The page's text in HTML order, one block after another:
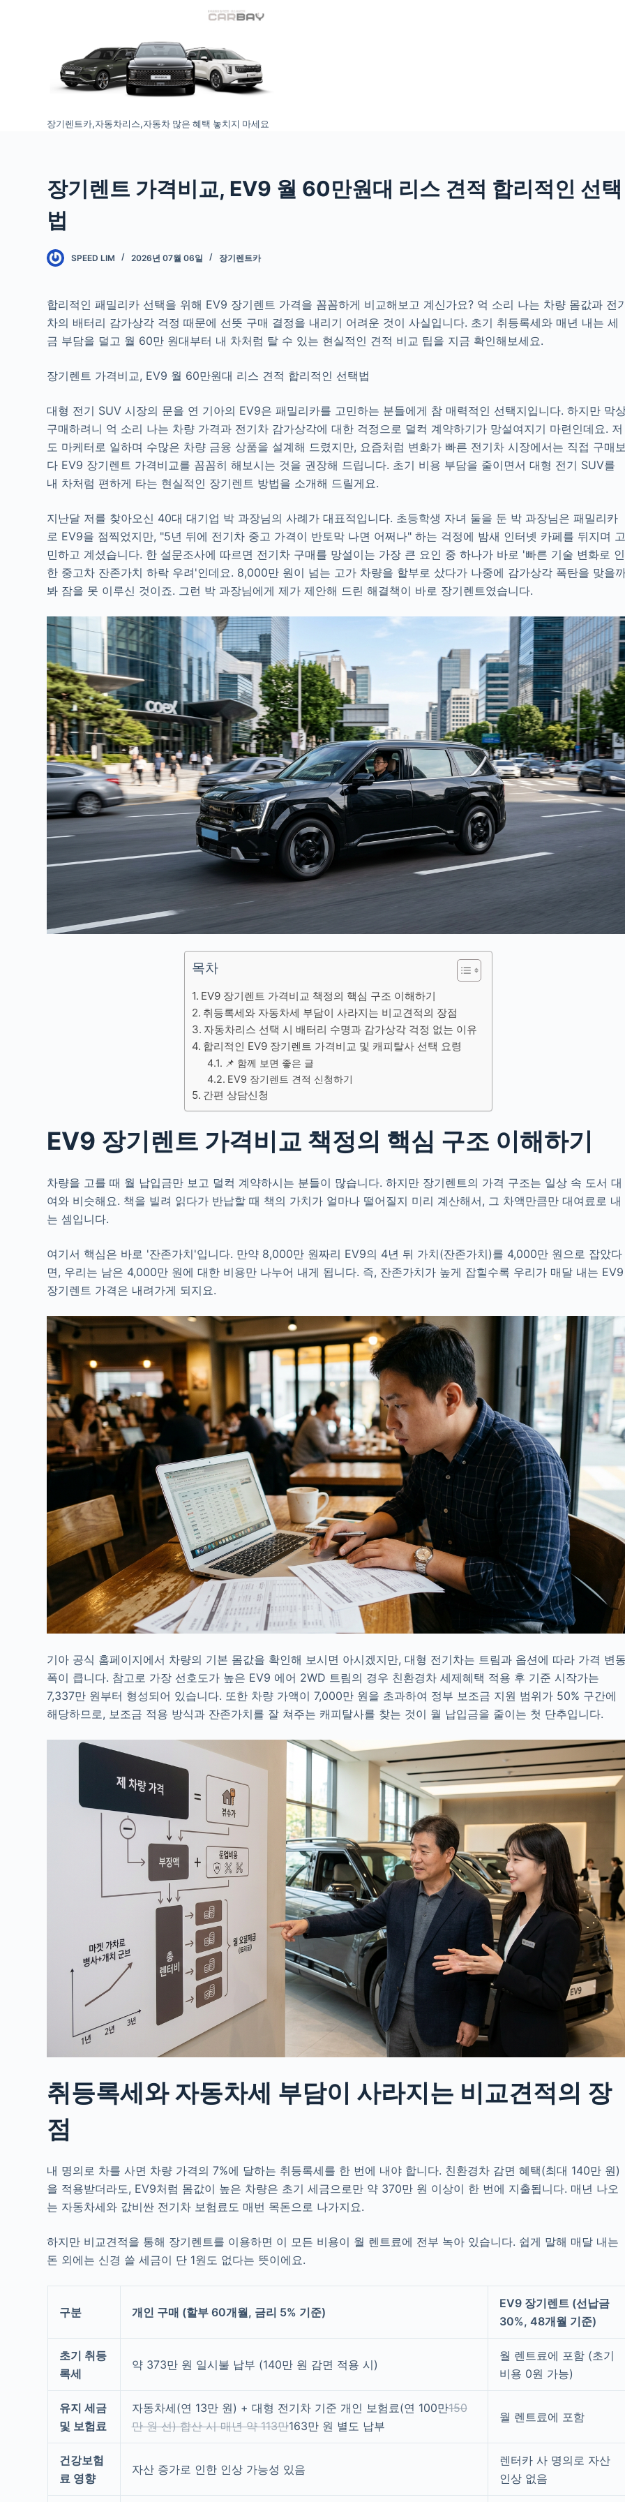
장기렌트카,자동차리스,자동차 많은 혜택 놓치지 마세요
장기렌트 가격비교, EV9 월 60만원대 리스 견적 합리적인 선택
법
SPEED LIM 2026년 07월 06일 장기렌트카
합리적인 패밀리카 선택을 위해 EV9 장기렌트 가격을 꼼꼼하게 비교해보고 계신가요? 억 소리 나는 차량 몸값과 전
차의 배터리 감가상각 걱정 때문에 선뜻 구매 결정을 내리기 어려운 것이 사실입니다. 초기 취등록세와 매년 내는 세
금 부담을 덜고 월 60만 원대부터 내 차처럼 탈 수 있는 현실적인 견적 비교 팁을 지금 확인해보세요.
장기렌트 가격비교, EV9 월 60만원대 리스 견적 합리적인 선택법
대형 전기 SUV 시장의 문을 연 기아의 EV9은 패밀리카를 고민하는 분들에게 참 매력적인 선택지입니다. 하지만 막
구매하려니 억 소리 나는 차량 가격과 전기차 감가상각에 대한 걱정으로 덜컥 계약하기가 망설여지기 마련인데요. 저
도 마케터로 일하며 수많은 차량 금융 상품을 설계해 드렸지만, 요즘처럼 변화가 빠른 전기차 시장에서는 직접 구매
다 EV9 장기렌트 가격비교를 꼼꼼히 해보시는 것을 권장해 드립니다. 초기 비용 부담을 줄이면서 대형 전기 SUV를
내 차처럼 편하게 타는 현실적인 장기렌트 방법을 소개해 드릴게요.
지난달 저를 찾아오신 40대 대기업 박 과장님의 사례가 대표적입니다. 초등학생 자녀 둘을 둔 박 과장님은 패밀리카
로 EV9을 점찍었지만, "5년 뒤에 전기차 중고 가격이 반토막 나면 어쩌나" 하는 걱정에 밤새 인터넷 카페를 뒤지며
민하고 계셨습니다. 한 설문조사에 따르면 전기차 구매를 망설이는 가장 큰 요인 중 하나가 바로 '빠른 기술 변화로 인
한 중고차 잔존가치 하락 우려'인데요. 8,000만 원이 넘는 고가 차량을 할부로 샀다가 나중에 감가상각 폭탄을 맞을
봐 잠을 못 이루신 것이죠. 그런 박 과장님에게 제가 제안해 드린 해결책이 바로 장기렌트였습니다.
목차
EV9 장기렌트 가격비교 책정의 핵심 구조 이해하기
취등록세와 자동차세 부담이 사라지는 비교견적의 장점
자동차리스 선택 시 배터리 수명과 감가상각 걱정 없는 이유
합리적인 EV9 장기렌트 가격비교 및 캐피탈사 선택 요령
📌 함께 보면 좋은 글
EV9 장기렌트 견적 신청하기
간편 상담신청
EV9 장기렌트 가격비교 책정의 핵심 구조 이해하기
차량을 고를 때 월 납입금만 보고 덜컥 계약하시는 분들이 많습니다. 하지만 장기렌트의 가격 구조는 일상 속 도서 대
여와 비슷해요. 책을 빌려 읽다가 반납할 때 책의 가치가 얼마나 떨어질지 미리 계산해서, 그 차액만큼만 대여료로 내
는 셈입니다.
여기서 핵심은 바로 '잔존가치'입니다. 만약 8,000만 원짜리 EV9의 4년 뒤 가치(잔존가치)를 4,000만 원으로 잡았다
면, 우리는 남은 4,000만 원에 대한 비용만 나누어 내게 됩니다. 즉, 잔존가치가 높게 잡힐수록 우리가 매달 내는 EV9
장기렌트 가격은 내려가게 되지요.
기아 공식 홈페이지에서 차량의 기본 몸값을 확인해 보시면 아시겠지만, 대형 전기차는 트림과 옵션에 따라 가격 변
폭이 큽니다. 참고로 가장 선호도가 높은 EV9 에어 2WD 트림의 경우 친환경차 세제혜택 적용 후 기준 시작가는
7,337만 원부터 형성되어 있습니다. 또한 차량 가액이 7,000만 원을 초과하여 정부 보조금 지원 범위가 50% 구간에
해당하므로, 보조금 적용 방식과 잔존가치를 잘 쳐주는 캐피탈사를 찾는 것이 월 납입금을 줄이는 첫 단추입니다.
취등록세와 자동차세 부담이 사라지는 비교견적의 장
점
내 명의로 차를 사면 차량 가격의 7%에 달하는 취등록세를 한 번에 내야 합니다. 친환경차 감면 혜택(최대 140만 원)
을 적용받더라도, EV9처럼 몸값이 높은 차량은 초기 세금으로만 약 370만 원 이상이 한 번에 지출됩니다. 매년 나오
는 자동차세와 값비싼 전기차 보험료도 매번 목돈으로 나가지요.
하지만 비교견적을 통해 장기렌트를 이용하면 이 모든 비용이 월 렌트료에 전부 녹아 있습니다. 쉽게 말해 매달 내는
돈 외에는 신경 쓸 세금이 단 1원도 없다는 뜻이에요.
구분 개인 구매 (할부 60개월, 금리 5% 기준)
EV9 장기렌트 (선납금
30%, 48개월 기준)
초기 취등
록세
약 373만 원 일시불 납부 (140만 원 감면 적용 시)
월 렌트료에 포함 (초기
비용 0원 가능)
유지 세금
및 보험료
자동차세(연 13만 원) + 대형 전기차 기준 개인 보험료(연 100만150
만 원 선) 합산 시 매년 약 113만163만 원 별도 납부
월 렌트료에 포함
건강보험
료 영향
자산 증가로 인한 인상 가능성 있음
렌터카 사 명의로 자산
인상 없음